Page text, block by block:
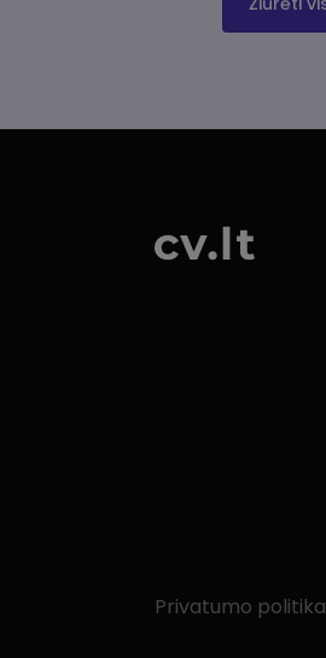
Privatumo politika